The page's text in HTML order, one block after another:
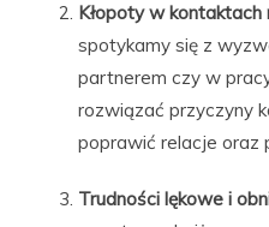
Kłopoty w kontaktach
spotykamy się z
partnerem czy w
rozwiązać przyczyny
poprawić relacje oraz
Trudności lękowe i